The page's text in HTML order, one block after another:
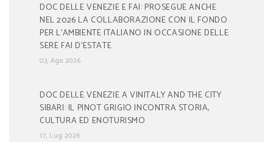
DOC DELLE VENEZIE E FAI: PROSEGUE ANCHE
NEL 2026 LA COLLABORAZIONE CON IL FONDO
PER L’AMBIENTE ITALIANO IN OCCASIONE DELLE
SERE FAI D’ESTATE
03, Ago 2026
DOC DELLE VENEZIE A VINITALY AND THE CITY
SIBARI: IL PINOT GRIGIO INCONTRA STORIA,
CULTURA ED ENOTURISMO
17, Lug 2026